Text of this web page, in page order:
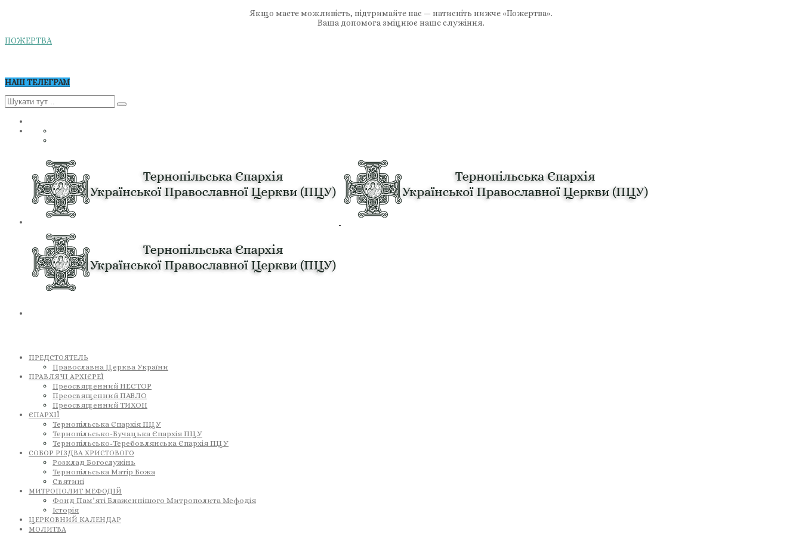
Якщо маєте можливість, підтримайте нас — натисніть нижче «Пожертва».
Ваша допомога зміцнює наше служіння.
ПОЖЕРТВА
НАШ ТЕЛЕГРАМ
ПРЕДСТОЯТЕЛЬ
Православна Церква України
ПРАВЛЯЧІ АРХІЄРЕЇ
Преосвященний НЕСТОР
Преосвященний ПАВЛО
Преосвященний ТИХОН
ЄПАРХІЇ
Тернопільська Єпархія ПЦУ
Тернопільсько-Бучацька Єпархія ПЦУ
Тернопільсько-Теребовлянська Єпархія ПЦУ
СОБОР РІЗДВА ХРИСТОВОГО
Розклад Богослужінь
Тернопільська Матір Божа
Святині
МИТРОПОЛИТ МЕФОДІЙ
Фонд Пам’яті Блаженнішого Митрополита Мефодія
Історія
ЦЕРКОВНИЙ КАЛЕНДАР
МОЛИТВА